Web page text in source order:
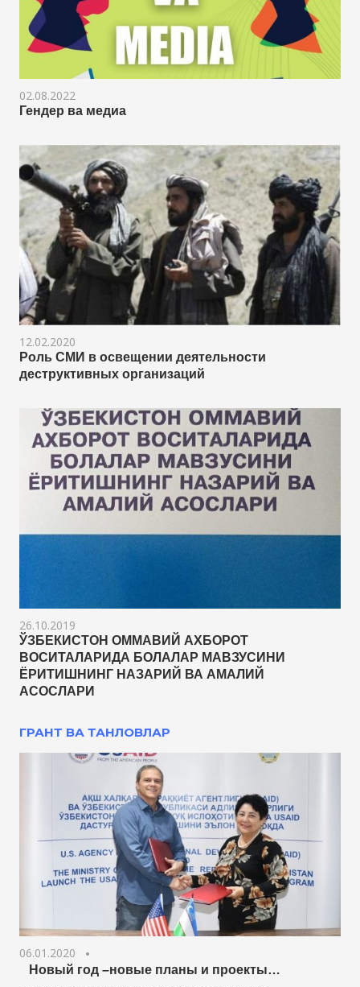
02.08.2022
Гендер ва медиа
12.02.2020
Роль СМИ в освещении деятельности
деструктивных организаций
26.10.2019
ЎЗБЕКИСТОН ОММАВИЙ АХБОРОТ
ВОСИТАЛАРИДА БОЛАЛАР МАВЗУСИНИ
ЁРИТИШНИНГ НАЗАРИЙ ВА АМАЛИЙ
АСОСЛАРИ
ГРАНТ ВА ТАНЛОВЛАР
06.01.2020
Новый год –новые планы и проекты…